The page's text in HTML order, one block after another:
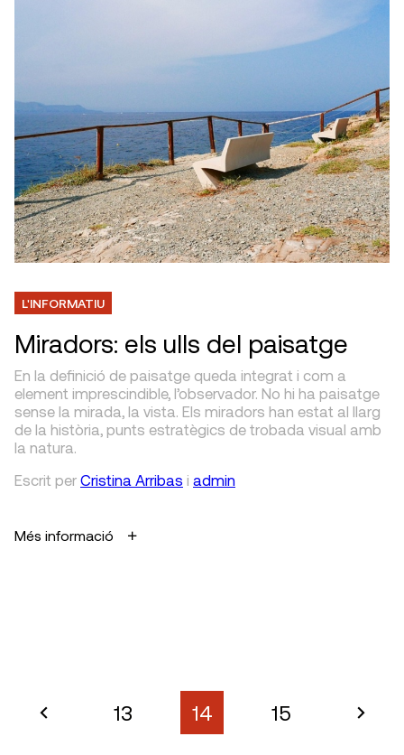
L'INFORMATIU
Miradors: els ulls del paisatge
En la definició de paisatge queda integrat i com a
element imprescindible, l’observador. No hi ha paisatge
sense la mirada, la vista. Els miradors han estat al llarg
de la història, punts estratègics de trobada visual amb
la natura.
Escrit per Cristina Arribas i admin
Més informació
13 14 15